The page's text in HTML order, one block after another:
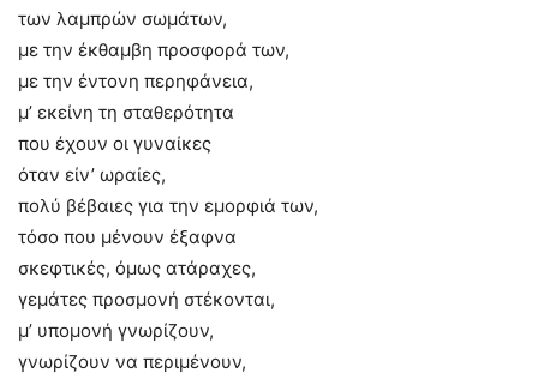
των λαμπρών σωμάτων,
με την έκθαμβη προσφορά των,
με την έντονη περηφάνεια,
μ’ εκείνη τη σταθερότητα
που έχουν οι γυναίκες
όταν είν’ ωραίες,
πολύ βέβαιες για την εμορφιά των,
τόσο που μένουν έξαφνα
σκεφτικές, όμως ατάραχες,
γεμάτες προσμονή στέκονται,
μ’ υπομονή γνωρίζουν,
γνωρίζουν να περιμένουν,